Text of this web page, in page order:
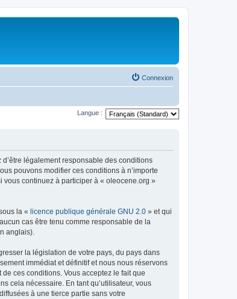
Connexion
Langue :
légalement responsable des conditions
pouvons modifier ces conditions à n’importe
continuez à participer à « oleocene.org »
la « licence publique générale GNU 2.0 » et qui
cas être tenu comme responsable de la
anglais).
la législation de votre pays, du pays dans
immédiat et définitif et nous nous réservons
de ces conditions. Vous acceptez le fait que
cela nécessaire. En tant qu’utilisateur, vous
à une tierce partie sans votre